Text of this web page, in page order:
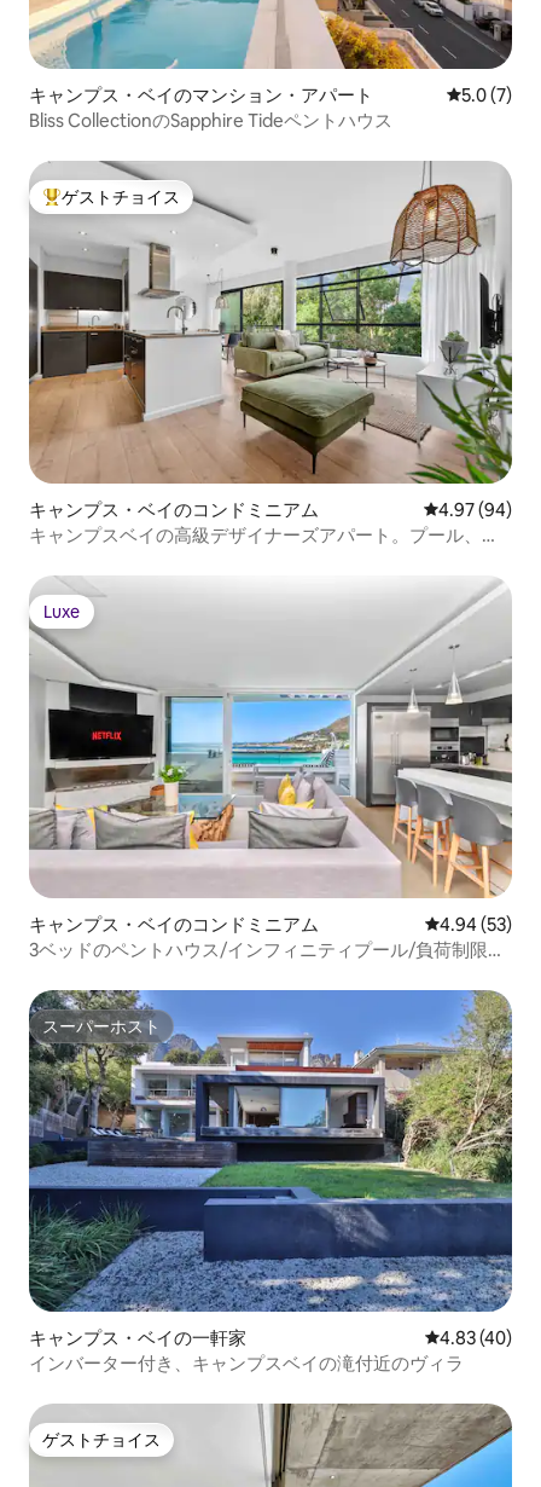
キャンプス・ベイのマンション・アパート レビュー7
5.0 (7)
Bliss CollectionのSapphire Tideペントハウス
大好評のゲストチョイスです。
ゲストチョイス
キャンプス・ベイのコンドミニアム レビュー94
4.97 (94)
キャンプスベイの高級デザイナーズアパート。プール、
Luxe
Luxe
キャンプス・ベイのコンドミニアム レビュー53
4.94 (53)
3ベッドのペントハウス/インフィニティプール/負荷制限な
スーパーホスト
スーパーホスト
キャンプス・ベイの一軒家 レビュー40
4.83 (40)
インバーター付き、キャンプスベイの滝付近のヴィラ
ゲストチョイス
ゲストチョイス